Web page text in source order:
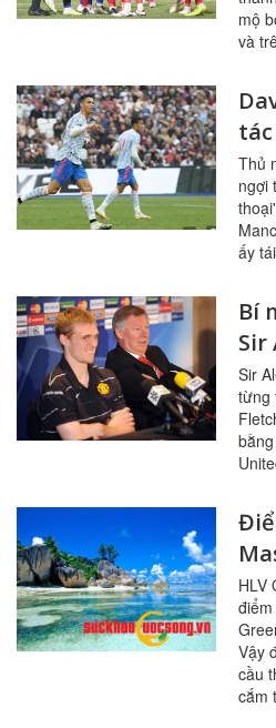
mộ
và
Thủ
ngợi
ấy
Bí
Sir
về
Sir
từng
gì?
HLV
Vậy
cầu
cắm